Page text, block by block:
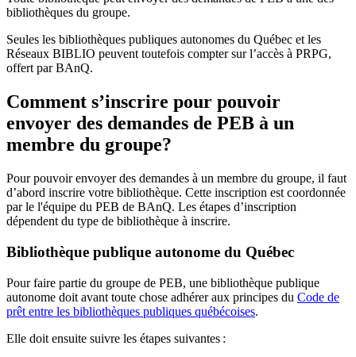
bibliothèques du groupe.
Seules les bibliothèques publiques autonomes du Québec et les
Réseaux BIBLIO peuvent toutefois compter sur l’accès à PRPG,
offert par BAnQ.
Comment s’inscrire pour pouvoir
envoyer des demandes de PEB à un
membre du groupe?
Pour pouvoir envoyer des demandes à un membre du groupe, il faut
d’abord inscrire votre bibliothèque. Cette inscription est coordonnée
par le l'équipe du PEB de BAnQ. Les étapes d’inscription
dépendent du type de bibliothèque à inscrire.
Bibliothèque publique autonome du Québec
Pour faire partie du groupe de PEB, une bibliothèque publique
autonome doit avant toute chose adhérer aux principes du Code de
prêt entre les bibliothèques publiques québécoises.
Elle doit ensuite suivre les étapes suivantes :